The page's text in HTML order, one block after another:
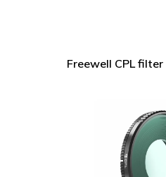
Freewell CPL